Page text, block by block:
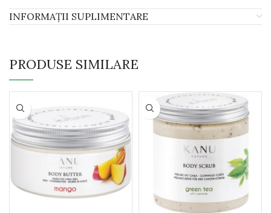
INFORMAȚII SUPLIMENTARE
PRODUSE SIMILARE